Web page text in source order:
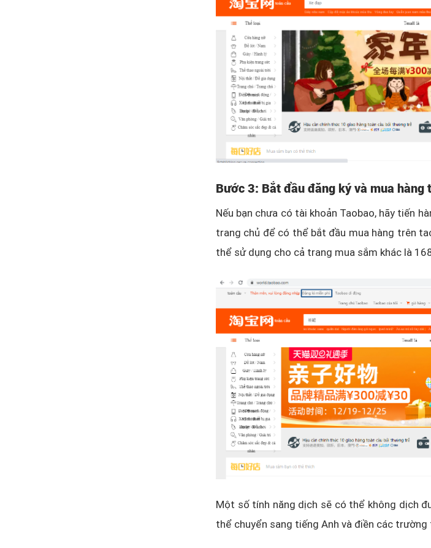
Bước 3: Bắt đầu đăng ký và mua hàng
Nếu bạn chưa có tài khoản Taobao, hãy tiến
trang chủ để có thể bắt đầu mua hàng trên
thể sử dụng cho cả trang mua sắm khác là
Một số tính năng dịch sẽ có thể không dịch
thể chuyển sang tiếng Anh và điền các